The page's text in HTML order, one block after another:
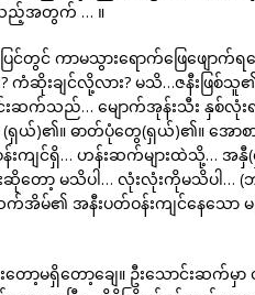
သည့်အတွက် … ။
င်တွင် ကာမသွားရောက်ဖြေဖျော
ကံဆိုးချင်လို့လား? မသိ…ဇနီးဖြ
ဆက်သည်… မျောက်အုန်းသီး နှစ်လုံး
)၏။ ဓာတ်ပုံတွေ(ရှယ်)၏။ အောစာ
ျင်ရှိ… ဟန်းဆက်များထဲသို့… အနှီ
ော့ မသိပါ… လုံးလုံးကိုမသိပါ…
အိမ်၏ အနီးပတ်ဝန်းကျင်နေသော
မရှိတော့ချေ။ ဦးသောင်းဆက်မှာ